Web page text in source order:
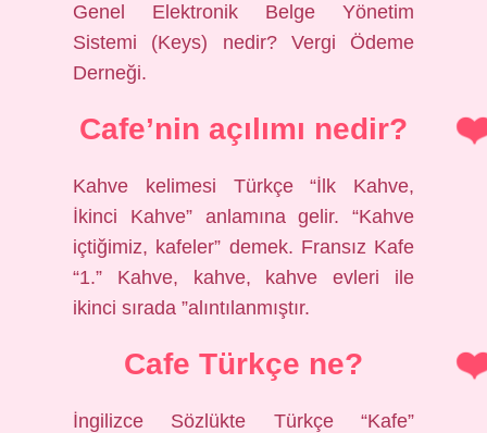
Genel Elektronik Belge Yönetim
Sistemi (Keys) nedir? Vergi Ödeme
Derneği.
Cafe’nin açılımı nedir?
Kahve kelimesi Türkçe “İlk Kahve,
İkinci Kahve” anlamına gelir. “Kahve
içtiğimiz, kafeler” demek. Fransız Kafe
“1.” Kahve, kahve, kahve evleri ile
ikinci sırada ”alıntılanmıştır.
Cafe Türkçe ne?
İngilizce Sözlükte Türkçe “Kafe”